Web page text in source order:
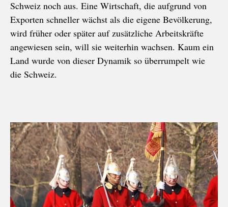
Schweiz noch aus. Eine Wirtschaft, die aufgrund von
Exporten schneller wächst als die eigene Bevölkerung,
wird früher oder später auf zusätzliche Arbeitskräfte
angewiesen sein, will sie weiterhin wachsen. Kaum ein
Land wurde von dieser Dynamik so überrumpelt wie
die Schweiz.